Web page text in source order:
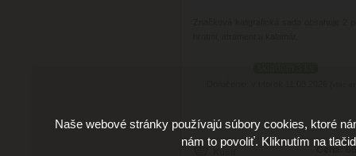
Cena:
Naše webové stránky používajú súbory cookies, ktoré
nám to povoliť. Kliknutím na